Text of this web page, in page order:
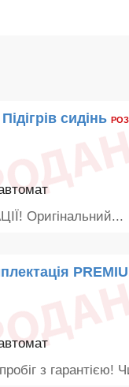
сидінь
Оригінальний...
з гарантією!